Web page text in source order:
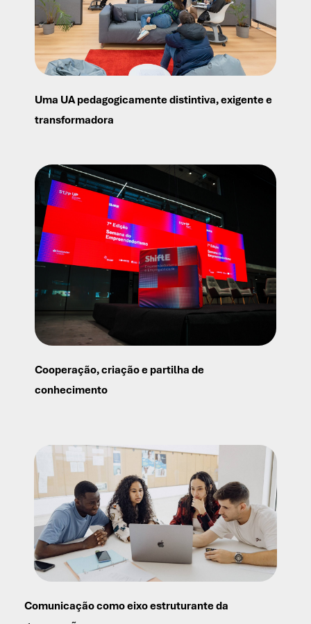
Uma UA pedagogicamente distintiva, exigente e
transformadora
Cooperação, criação e partilha de
conhecimento
Comunicação como eixo estruturante da